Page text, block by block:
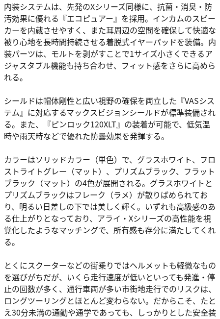
内装システムは、先発のXシリーズ同様に、抗菌・消臭・防
汚効果に優れる『エコピュアー』を採用。インカムのスピー
カーを内蔵させやすく、また耳周辺の空間を確保して快適な
被り心地を長時間持続させる着脱式イヤーパッドを装備。内
装パーツは、モルトを剥がすことで1サイズ小さくできるア
ジャスタブル機能も持ち合わせ、フィット感をさらに高めら
れる。
シールドは帽体剛性と広い視野の確保を両立した『VASシス
テム』に対応するマックスビジョンシールドが標準装備され
る。また、『ピンロック120XLT』の装着が可能で、低気温
時や雨天時などで優れた防曇効果を発揮する。
カラーはソリッドカラー（単色）で、グラスホワイト、フロ
ストライトグレー（マット）、プリズムブラック、フラット
ブラック（マット）の4色が展開される。グラスホワイトと
プリズムブラックはフレーク（ラメ）が散りばめられてお
り、明るい日差しの下では美しく輝く。いずれも高級感のあ
る仕上がりとなっており、アライ・Xシリーズの高性能を視
覚化したようなマッチングで、所有感も存分に満たしてくれ
る。
とくにスクーターなどの街乗りではヘルメットも軽微なもの
を選びがちだが、いくら走行速度が低いといっても発進・停
止の回数が多く、通行車両が多い市街地走行でのリスクは、
ロングツーリングとほとんど変わらない。だからこそ、たと
え30分未満の通勤や通学であっても、しっかりとした安全装